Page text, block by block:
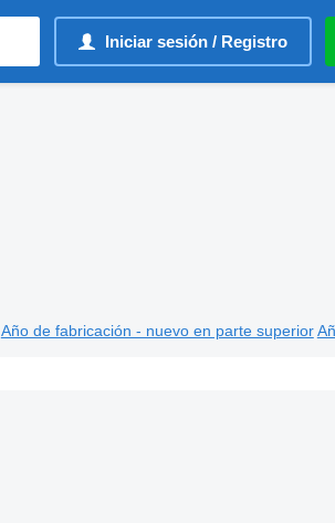
Iniciar sesión / Registro
Año de fabricación - nuevo en parte superior